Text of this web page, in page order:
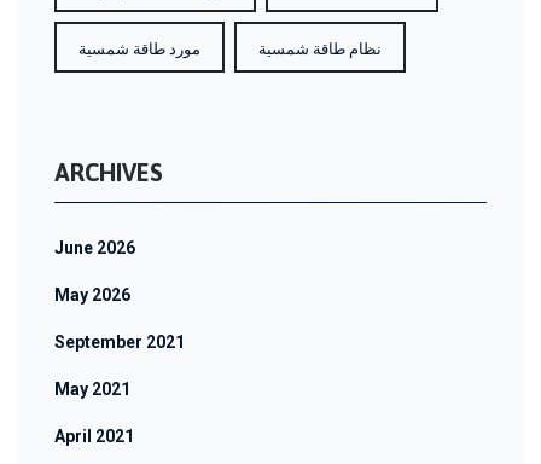
مورد طاقة شمسية نظام طاقة شمسية
ARCHIVES
June 2026
May 2026
September 2021
May 2021
April 2021